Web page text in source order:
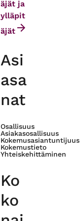
äjät ja
ylläpit
äjät
Asi
asa
nat
Osallisuus
Asiakasosallisuus
Kokemusasiantuntijuus
Kokemustieto
Yhteiskehittäminen
Ko
ko